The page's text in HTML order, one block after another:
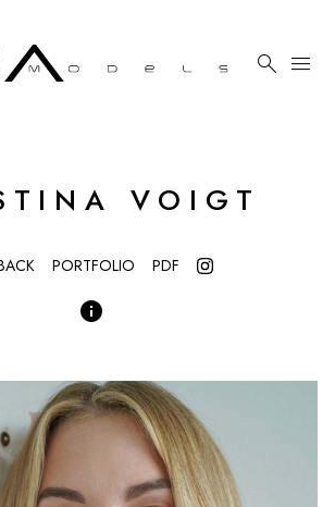
 menu
VOIGT
PORTFOLIO PDF